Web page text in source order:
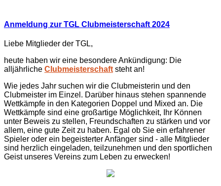
Anmeldung zur TGL Clubmeisterschaft 2024
Liebe Mitglieder der TGL,
heute haben wir eine besondere Ankündigung: Die
alljährliche Clubmeisterschaft steht an!
Wie jedes Jahr suchen wir die Clubmeisterin und den
Clubmeister im Einzel. Darüber hinaus stehen spannende
Wettkämpfe in den Kategorien Doppel und Mixed an. Die
Wettkämpfe sind eine großartige Möglichkeit, Ihr Können
unter Beweis zu stellen, Freundschaften zu stärken und vor
allem, eine gute Zeit zu haben. Egal ob Sie ein erfahrener
Spieler oder ein begeisterter Anfänger sind - alle Mitglieder
sind herzlich eingeladen, teilzunehmen und den sportlichen
Geist unseres Vereins zum Leben zu erwecken!